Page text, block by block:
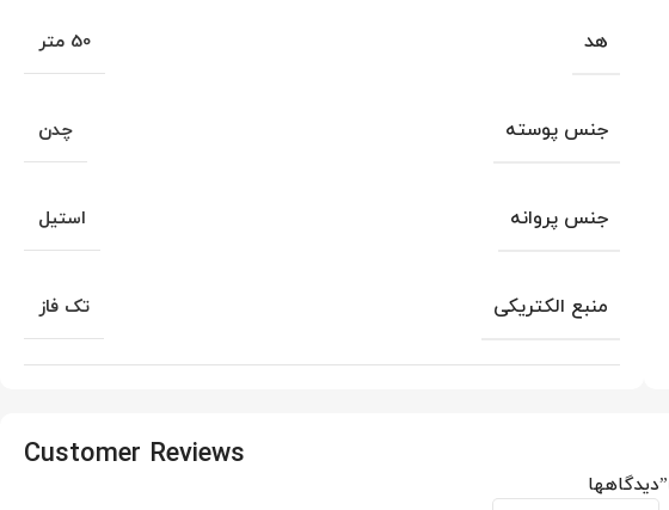
هد 50 متر
جنس پوسته چدن
جنس پروانه استیل
منبع الکتریکی تک فاز
Customer Reviews
دیدگاهها